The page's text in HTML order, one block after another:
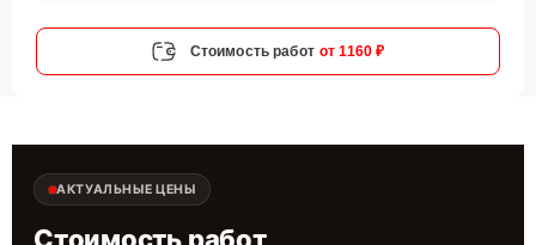
Стоимость работ от 1160 ₽
АКТУАЛЬНЫЕ ЦЕНЫ